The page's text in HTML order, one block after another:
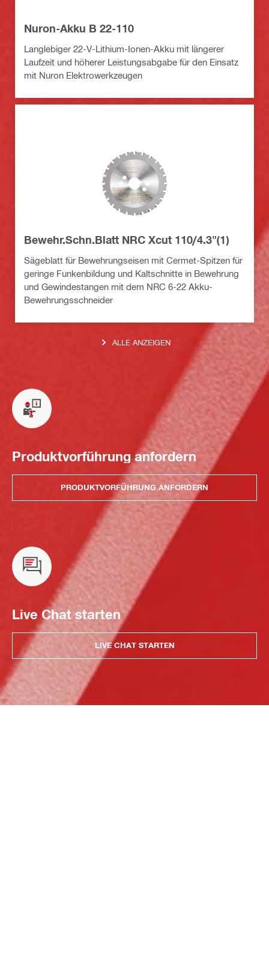
Nuron-Akku B 22-110
Langlebiger 22-V-Lithium-Ionen-Akku mit längerer
Laufzeit und höherer Leistungsabgabe für den Einsatz
mit Nuron Elektrowerkzeugen
Bewehr.Schn.Blatt NRC Xcut 110/4.3"(1)
Sägeblatt für Bewehrungseisen mit Cermet-Spitzen für
geringe Funkenbildung und Kaltschnitte in Bewehrung
und Gewindestangen mit dem NRC 6-22 Akku-
Bewehrungsschneider
ALLE ANZEIGEN
Produktvorführung anfordern
PRODUKTVORFÜHRUNG ANFORDERN
Live Chat starten
LIVE CHAT STARTEN